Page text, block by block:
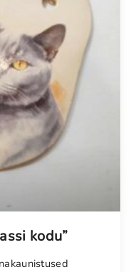
kodu”